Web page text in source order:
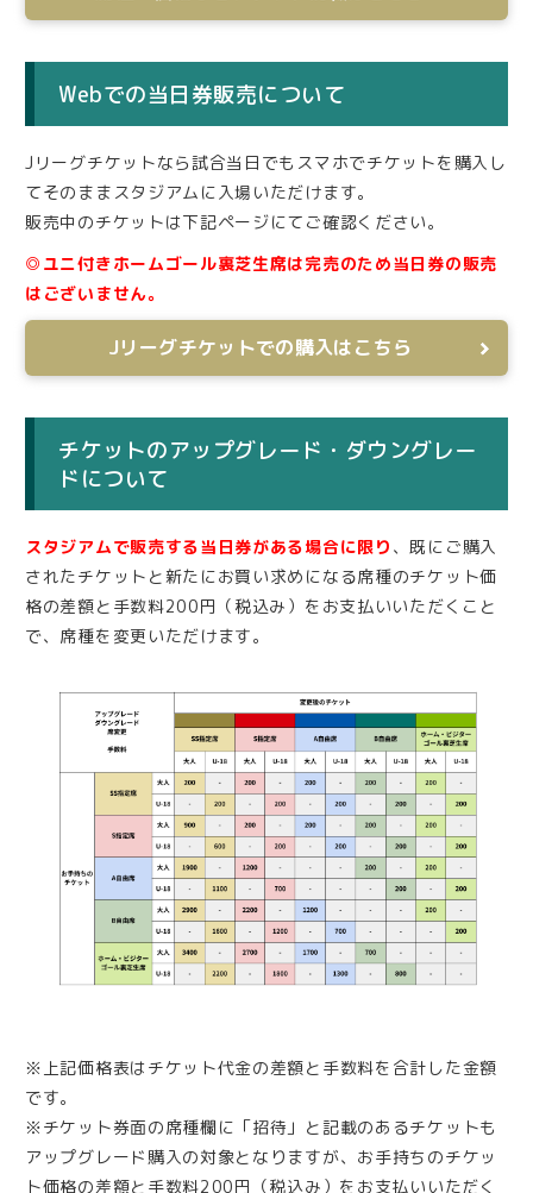
Webでの当日券販売について
Jリーグチケットなら試合当日でもスマホでチケットを購入し
てそのままスタジアムに入場いただけます。
販売中のチケットは下記ページにてご確認ください。
◎ユニ付きホームゴール裏芝生席は完売のため当日券の販売
はございません。
Jリーグチケットでの購入はこちら
チケットのアップグレード・ダウングレー
ドについて
スタジアムで販売する当日券がある場合に限り 、既にご購入
されたチケットと新たにお買い求めになる席種のチケット価
格の差額と手数料200円（税込み）をお支払いいただくこと
で、席種を変更いただけます。
※上記価格表はチケット代金の差額と手数料を合計した金額
です。
※チケット券面の席種欄に「招待」と記載のあるチケットも
アップグレード購入の対象となりますが、お手持ちのチケッ
ト価格の差額と手数料200円（税込み）をお支払いいただく